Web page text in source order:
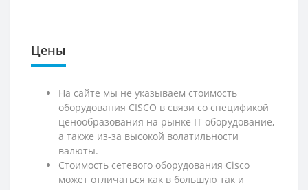
Цены
На сайте мы не указываем стоимость
оборудования CISCO в связи со спецификой
ценообразования на рынке IT оборудование,
а также из-за высокой волатильности
валюты.
Стоимость сетевого оборудования Cisco
может отличаться как в большую так и